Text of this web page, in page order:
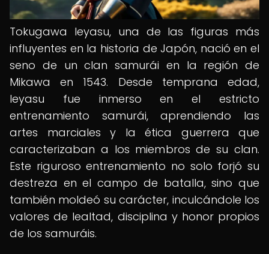
Tokugawa Ieyasu, una de las figuras más
influyentes en la historia de Japón, nació en el
seno de un clan samurái en la región de
Mikawa en 1543. Desde temprana edad,
Ieyasu fue inmerso en el estricto
entrenamiento samurái, aprendiendo las
artes marciales y la ética guerrera que
caracterizaban a los miembros de su clan.
Este riguroso entrenamiento no solo forjó su
destreza en el campo de batalla, sino que
también moldeó su carácter, inculcándole los
valores de lealtad, disciplina y honor propios
de los samuráis.